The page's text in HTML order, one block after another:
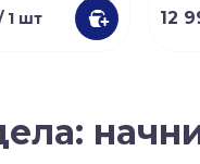
1 шт 12